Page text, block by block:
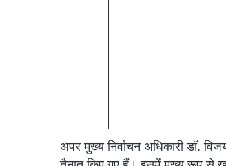
अपर मुख्य निर्वाचन अधिकारी डॉ.